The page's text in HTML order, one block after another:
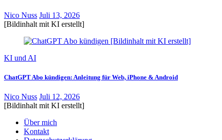
Nico Nuss Juli 13, 2026
[Bildinhalt mit KI erstellt]
KI und AI
ChatGPT Abo kündigen: Anleitung für Web, iPhone & Android
Nico Nuss Juli 12, 2026
[Bildinhalt mit KI erstellt]
Über mich
Kontakt